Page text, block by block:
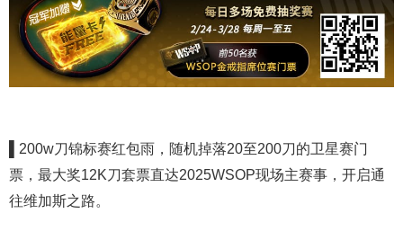
200w刀锦标赛红包雨，随机掉落20至200刀的卫星赛门
票，最大奖12K刀套票直达2025WSOP现场主赛事，开启通
往维加斯之路。